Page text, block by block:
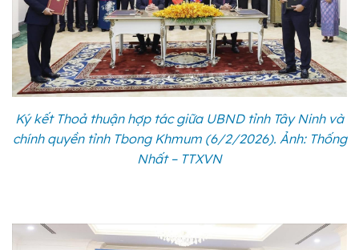
Ký kết Thoả thuận hợp tác giữa UBND tỉnh Tây Ninh và
chính quyền tỉnh Tbong Khmum (6/2/2026). Ảnh: Thống
Nhất – TTXVN